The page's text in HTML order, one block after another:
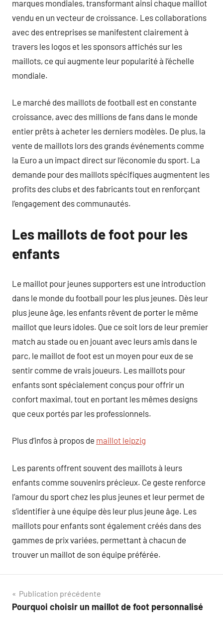
marques mondiales, transformant ainsi chaque maillot
vendu en un vecteur de croissance. Les collaborations
avec des entreprises se manifestent clairement à
travers les logos et les sponsors affichés sur les
maillots, ce qui augmente leur popularité à l’échelle
mondiale.
Le marché des maillots de football est en constante
croissance, avec des millions de fans dans le monde
entier prêts à acheter les derniers modèles. De plus, la
vente de maillots lors des grands événements comme
la Euro a un impact direct sur l’économie du sport. La
demande pour des maillots spécifiques augmentent les
profits des clubs et des fabricants tout en renforçant
l’engagement des communautés.
Les maillots de foot pour les
enfants
Le maillot pour jeunes supporters est une introduction
dans le monde du football pour les plus jeunes. Dès leur
plus jeune âge, les enfants rêvent de porter le même
maillot que leurs idoles. Que ce soit lors de leur premier
match au stade ou en jouant avec leurs amis dans le
parc, le maillot de foot est un moyen pour eux de se
sentir comme de vrais joueurs. Les maillots pour
enfants sont spécialement conçus pour offrir un
confort maximal, tout en portant les mêmes designs
que ceux portés par les professionnels.
Plus d’infos à propos de maillot leipzig
Les parents offrent souvent des maillots à leurs
enfants comme souvenirs précieux. Ce geste renforce
l’amour du sport chez les plus jeunes et leur permet de
s’identifier à une équipe dès leur plus jeune âge. Les
maillots pour enfants sont également créés dans des
gammes de prix variées, permettant à chacun de
trouver un maillot de son équipe préférée.
Navigation
de
Publication précédente
Pourquoi choisir un maillot de foot personnalisé